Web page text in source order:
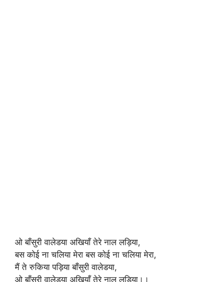
ओ बाँसुरी वालेडया अखियाँ तेरे नाल लड़िया,
बस कोई ना चलिया मेरा बस कोई ना चलिया मेरा,
मैं ते रुकिया पड़िया बाँसुरी वालेडया,
ओ बाँसुरी वालेडया अखियाँ तेरे नाल लड़िया।।